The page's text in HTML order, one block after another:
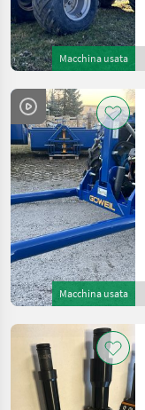
Macchina usata
Macchina usata